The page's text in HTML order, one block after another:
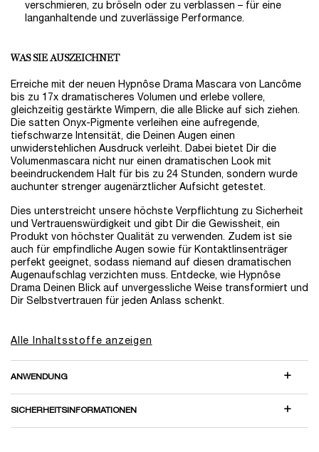
verschmieren, zu bröseln oder zu verblassen – für eine
langanhaltende und zuverlässige Performance.
WAS SIE AUSZEICHNET
Erreiche mit der neuen Hypnôse Drama Mascara von Lancôme
bis zu 17x dramatischeres Volumen und erlebe vollere,
gleichzeitig gestärkte Wimpern, die alle Blicke auf sich ziehen.
Die satten Onyx-Pigmente verleihen eine aufregende,
tiefschwarze Intensität, die Deinen Augen einen
unwiderstehlichen Ausdruck verleiht. Dabei bietet Dir die
Volumenmascara nicht nur einen dramatischen Look mit
beeindruckendem Halt für bis zu 24 Stunden, sondern wurde
auchunter strenger augenärztlicher Aufsicht getestet.
Dies unterstreicht unsere höchste Verpflichtung zu Sicherheit
und Vertrauenswürdigkeit und gibt Dir die Gewissheit, ein
Produkt von höchster Qualität zu verwenden. Zudem ist sie
auch für empfindliche Augen sowie für Kontaktlinsenträger
perfekt geeignet, sodass niemand auf diesen dramatischen
Augenaufschlag verzichten muss. Entdecke, wie Hypnôse
Drama Deinen Blick auf unvergessliche Weise transformiert und
Dir Selbstvertrauen für jeden Anlass schenkt.
Alle Inhaltsstoffe anzeigen
ANWENDUNG
SICHERHEITSINFORMATIONEN